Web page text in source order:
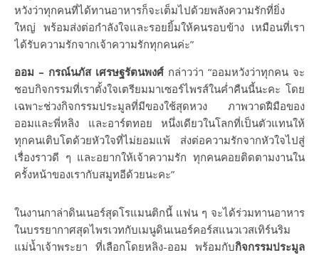
หวังว่าทุกคนที่ได้ทานอาหารก็จะเต็มไปด้วยพลังความรักที่ยิ่ง
ใหญ่ พร้อมส่งต่อกำลังใจและรอยยิ้มให้คนรอบข้าง เหมือนที่เรา
ได้รับความรักจากเจ้าความรักทุกคนค่ะ”
ออม – กรณ์นภัส เศรษฐรัตนพงศ์ กล่าวว่า “ออมหวังว่าทุกคน จะ
ชอบกิจกรรมที่เราตั้งใจเตรียมมาเซอร์ไพรส์ในค่ำคืนนี้นะคะ โดย
เฉพาะช่วงกิจกรรมประมูลที่มีของใช้สุดหวง ภาพวาดฝืมือของ
ออมและพี่หลิง และอาร์ตทอย หนึ่งเดียวในโลกที่เป็นตัวแทนให้
ทุกคนเติบโตด้วยหัวใจที่ไม่ยอมแพ้ ส่งต่อความรักจากหัวใจไปสู่
เรื่องราวดี ๆ และอยากให้เจ้าความรัก ทุกคนคอยติดตามงานใน
ครั้งหน้าของเรากับสมูทอีด้วยนะคะ”
ในงานกาล่าดินเนอร์สุดโรแมนติกนี้ แฟน ๆ จะได้ร่วมทานอาหาร
ในบรรยากาศสุดไพรเวทกับเมนูดินเนอร์คอร์สแนวเวสเทิร์นริม
แม่น้ำเจ้าพระยา ที่เลือกโดยหลิง-ออม พร้อมกับกิจกรรมประมูล